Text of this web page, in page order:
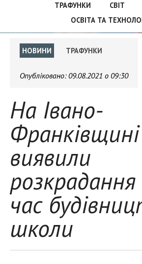
ТРАФУНКИ
СВІТ
ОСВІТА ТА
НОВИНИ ТРАФУНКИ
Опубліковано: 09.08.2021 о 09:30
На Івано-
Франківщині
виявили
розкрадання
час
школи